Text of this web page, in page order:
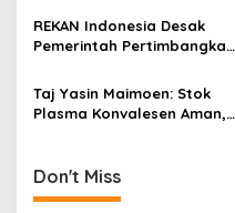
t
o
REKAN Indonesia Desak
Pemerintah Pertimbangkan
Travel Lane Bagi WNA
Taj Yasin Maimoen: Stok
Plasma Konvalesen Aman,
Don't Miss